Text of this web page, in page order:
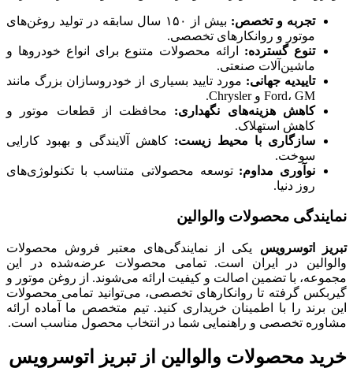
تجربه و تخصص:
بیش از ۱۵۰ سال سابقه در تولید روغن‌های
موتور و روانکارهای تخصصی.
تنوع گسترده: ارائه محصولات متنوع برای انواع خودروها و
ماشین‌آلات صنعتی.
تاییدیه جهانی: مورد تایید بسیاری از خودروسازان بزرگ مانند
Ford، GM و Chrysler.
کاهش هزینه‌های نگهداری: محافظت از قطعات موتور و
کاهش استهلاک.
سازگاری با محیط زیست: کاهش آلایندگی و بهبود کارایی
سوخت.
نوآوری مداوم: توسعه محصولاتی متناسب با تکنولوژی‌های
روز دنیا.
نمایندگی محصولات والوالین
تبریز اتوسرویس یکی از نمایندگی‌های معتبر فروش محصولات
والوالین در ایران است. تمامی محصولات عرضه‌شده در این
مجموعه، با تضمین اصالت و کیفیت ارائه می‌شوند. از روغن موتور و
گیربکس گرفته تا روانکارهای تخصصی، می‌توانید تمامی محصولات
این برند را با اطمینان خریداری کنید. تیم متخصص ما آماده ارائه
مشاوره تخصصی و راهنمایی شما در انتخاب محصول مناسب است.
خرید محصولات والوالین از تبریز اتوسرویس